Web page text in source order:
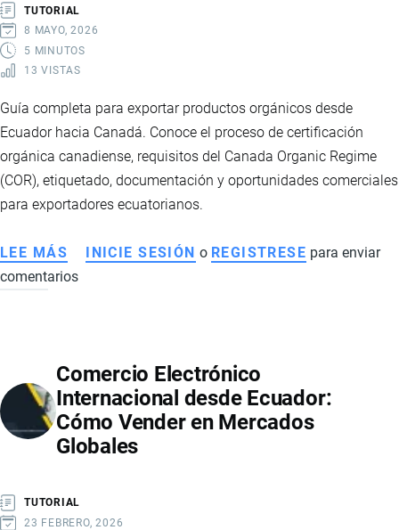
EN
LA
ECONOMÍA
EXPORTACIONES
TUTORIAL
8 MAYO, 2026
5 MINUTOS
13 VISTAS
Guía completa para exportar productos orgánicos desde
Ecuador hacia Canadá. Conoce el proceso de certificación
orgánica canadiense, requisitos del Canada Organic Regime
(COR), etiquetado, documentación y oportunidades comerciales
para exportadores ecuatorianos.
LEE MÁS SOBRE
CÓMO
DESDE
ECUADOR
A
CANADÁ
INICIE SESIÓN o REGISTRESE para enviar
comentarios
Comercio Electrónico
Internacional desde Ecuador:
Cómo Vender en Mercados
Globales
TUTORIAL
23 FEBRERO, 2026